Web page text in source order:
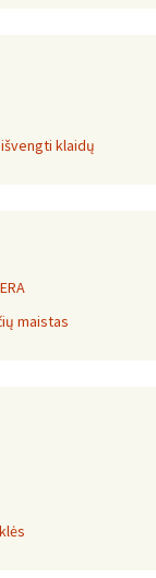
klaidų
maistas